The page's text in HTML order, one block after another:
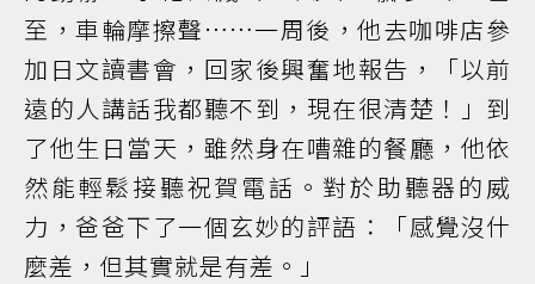
至，車輪摩擦聲……一周後，他去咖啡店參
加日文讀書會，回家後興奮地報告，「以前
遠的人講話我都聽不到，現在很清楚！」到
了他生日當天，雖然身在嘈雜的餐廳，他依
然能輕鬆接聽祝賀電話。對於助聽器的威
力，爸爸下了一個玄妙的評語：「感覺沒什
麼差，但其實就是有差。」